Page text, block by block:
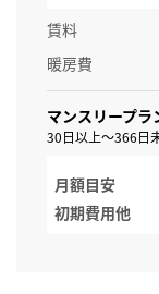
賃料
暖房費
マンスリープラ
30日以上～366日
月額目安
初期費用他